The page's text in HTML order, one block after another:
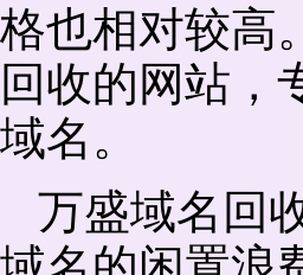
格也相对较高
回收的网站，
域名。
万盛域名回